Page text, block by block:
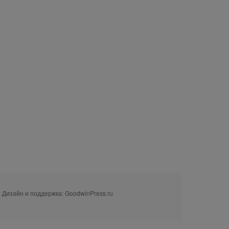
Дизайн и поддержка: GoodwinPress.ru